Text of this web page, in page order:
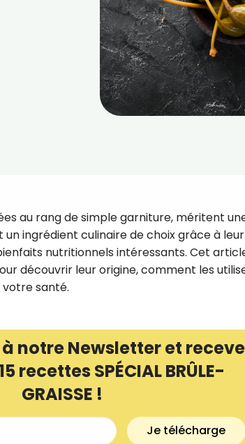
au rang de simple garniture, méritent
ingrédient culinaire de choix grâce à leur
nutritionnels intéressants. Cet
découvrir leur origine, comment les
santé.
notre Newsletter et
recettes SPÉCIAL BRÛLE-
GRAISSE !
Je télécharge